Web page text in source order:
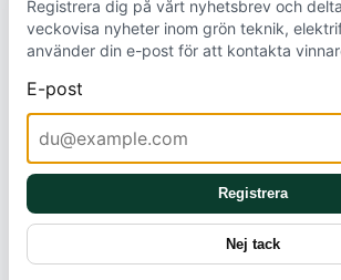
personbilsflottan.
Model Y Standard släpps i
Registrera dig på vårt nyhetsbrev och
veckovisa nyheter inom grön teknik,
använder din e-post för att kontakta
E-post
Registrera
Nej tack